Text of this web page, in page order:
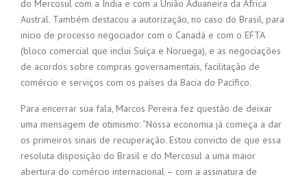
do Mercosul com a Índia e com a União Aduaneira da África
Austral. Também destacou a autorização, no caso do Brasil, para
início de processo negociador com o Canadá e com o EFTA
(bloco comercial que inclui Suíça e Noruega), e as negociações
de acordos sobre compras governamentais, facilitação de
comércio e serviços com os países da Bacia do Pacífico.
Para encerrar sua fala, Marcos Pereira fez questão de deixar
uma mensagem de otimismo: “Nossa economia já começa a dar
os primeiros sinais de recuperação. Estou convicto de que essa
resoluta disposição do Brasil e do Mercosul a uma maior
abertura do comércio internacional – com a assinatura de